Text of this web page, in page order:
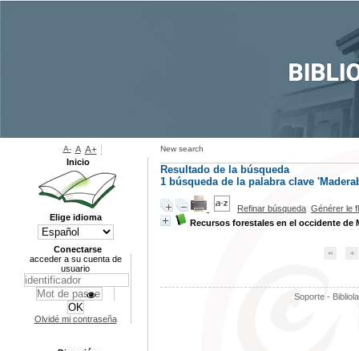
New search
Resultado de la búsqueda
1 búsqueda de la palabra clave
Refinar búsqueda Générer le
Recursos forestales en el occidente de
Soporte -
A- A A+
Inicio
Elige idioma
Conectarse
acceder a su cuenta de
usuario
Olvidé mi contraseña